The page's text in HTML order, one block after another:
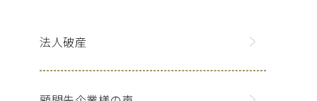
法人破産